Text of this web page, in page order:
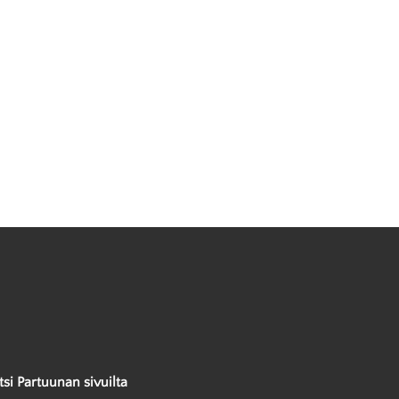
Partuunan sivuilta